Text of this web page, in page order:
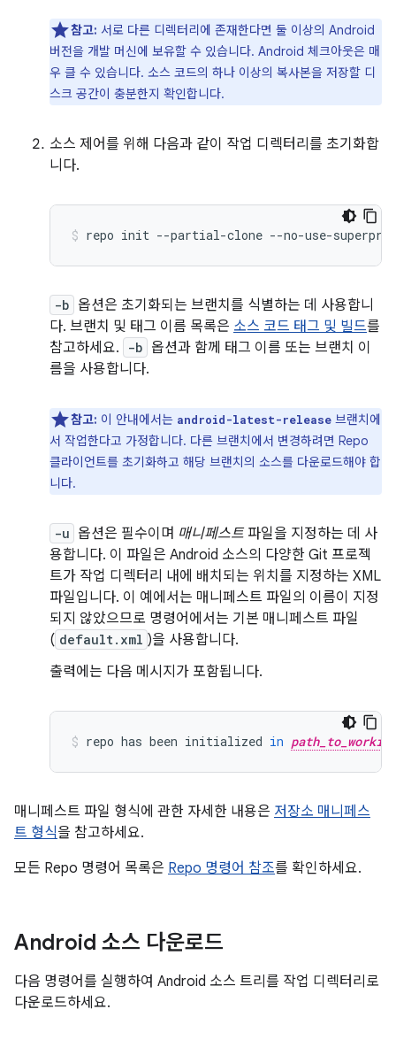
참고: 서로 다른 디렉터리에 존재한다면 둘 이상의 Android
버전을 개발 머신에 보유할 수 있습니다. Android 체크아웃은 매
우 클 수 있습니다. 소스 코드의 하나 이상의 복사본을 저장할 디
스크 공간이 충분한지 확인합니다.
소스 제어를 위해 다음과 같이 작업 디렉터리를 초기화합
니다.
repo init --partial-clone --no-use-
-b 옵션은 초기화되는 브랜치를 식별하는 데 사용합니
다. 브랜치 및 태그 이름 목록은 소스 코드 태그 및 빌드를
참고하세요.
-b 옵션과 함께 태그 이름 또는 브랜치 이
름을 사용합니다.
참고: 이 안내에서는 android-latest-release 브랜치에
서 작업한다고 가정합니다. 다른 브랜치에서 변경하려면 Repo
클라이언트를 초기화하고 해당 브랜치의 소스를 다운로드해야 합
니다.
-u 옵션은 필수이며 매니페스트파일을 지정하는 데 사
용합니다. 이 파일은 Android 소스의 다양한 Git 프로젝
트가 작업 디렉터리 내에 배치되는 위치를 지정하는 XML
파일입니다. 이 예에서는 매니페스트 파일의 이름이 지정
되지 않았으므로 명령어에서는 기본 매니페스트 파일
( default.xml )을 사용합니다.
출력에는 다음 메시지가 포함됩니다.
repo has been initialized in
매니페스트 파일 형식에 관한 자세한 내용은 저장소 매니페스
트 형식을 참고하세요.
모든 Repo 명령어 목록은 Repo 명령어 참조를 확인하세요.
Android 소스 다운로드
다음 명령어를 실행하여 Android 소스 트리를 작업 디렉터리로
다운로드하세요.